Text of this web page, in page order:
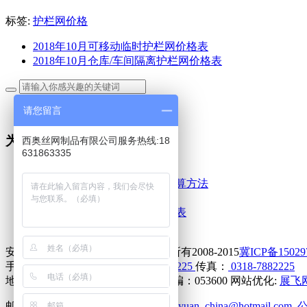
标签: 护栏网价格
2018年10月可移动临时护栏网价格表
2018年10月仓库/车间隔离护栏网价格表
护栏网价格
为你推荐
安平护栏网现货价格的具体计算方法
2018年10月公路护栏网价格表
2018年10月双边丝护栏网价格表
2018年10月机场护栏网价格表
安平县西奥丝网制品有限公司版权所有2008-2015冀ICP备
手机:18631863335电话：0318-7882225 传真：
0318-7882225
地址：河北省安平县城东开发区 邮编：053600 网站优化: 展飞
请您留言
西奥丝网制品有限公司服务热线:18
631863335